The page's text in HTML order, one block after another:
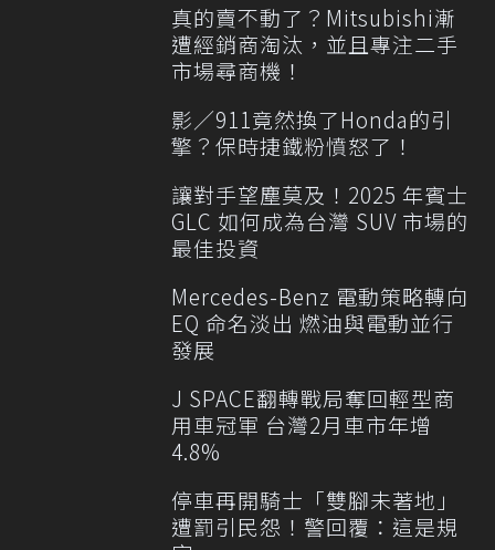
真的賣不動了？Mitsubishi漸
遭經銷商淘汰，並且專注二手
市場尋商機！
影／911竟然換了Honda的引
擎？保時捷鐵粉憤怒了！
讓對手望塵莫及！2025 年賓士
GLC 如何成為台灣 SUV 市場的
最佳投資
Mercedes-Benz 電動策略轉向
EQ 命名淡出 燃油與電動並行
發展
J SPACE翻轉戰局奪回輕型商
用車冠軍 台灣2月車市年增
4.8%
停車再開騎士「雙腳未著地」
遭罰引民怨！警回覆：這是規